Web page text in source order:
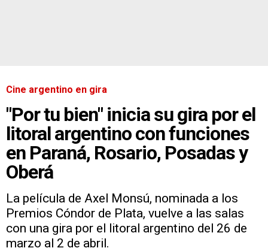
Cine argentino en gira
"Por tu bien" inicia su gira por el
litoral argentino con funciones
en Paraná, Rosario, Posadas y
Oberá
La película de Axel Monsú, nominada a los
Premios Cóndor de Plata, vuelve a las salas
con una gira por el litoral argentino del 26 de
marzo al 2 de abril.